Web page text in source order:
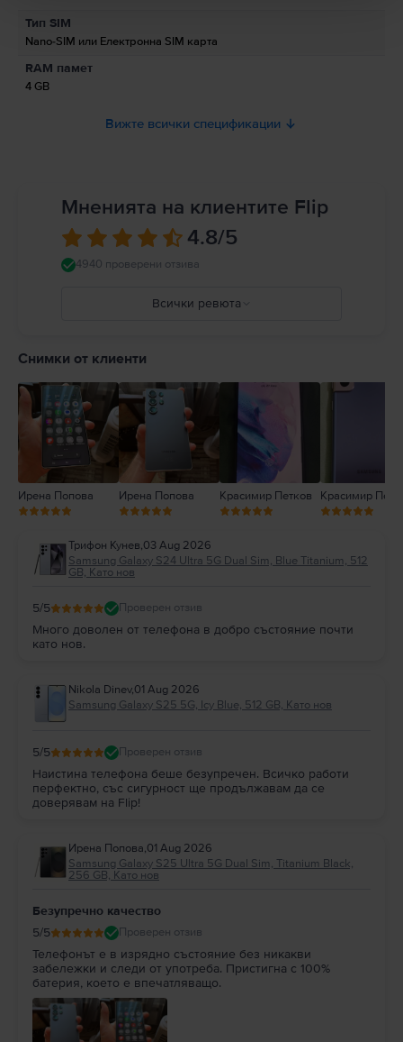
Информация относно предупрежденията за безопасност
свързани с продукта.
Тип SIM
Nano-SIM или Електронна SIM карта
RAM памет
4 GB
Вижте всички спецификации
Мненията на клиентите Flip
4.8/5
4940 проверени отзива
Всички ревюта
2
Снимки от клиенти
Ирена Попова Ирена Попова Красимир Петков Красимир
Трифон Кунев,03 Aug 2026
Samsung Galaxy S24 Ultra 5G Dual Sim, Blue Titanium, 512
GB, Като нов
5/5 Проверен отзив
Много доволен от телефона в добро състояние почти
като нов.
Nikola Dinev,01 Aug 2026
Samsung Galaxy S25 5G, Icy Blue, 512 GB, Като нов
5/5 Проверен отзив
Наистина телефона беше безупречен. Всичко работи
перфектно, със сигурност ще продължавам да се
доверявам на Flip!
Ирена Попова,01 Aug 2026
Samsung Galaxy S25 Ultra 5G Dual Sim, Titanium Black,
256 GB, Като нов
Безупречно качество
5/5 Проверен отзив
Телефонът е в изрядно състояние без никакви
забележки и следи от употреба. Пристигна с 100%
батерия, което е впечатляващо.